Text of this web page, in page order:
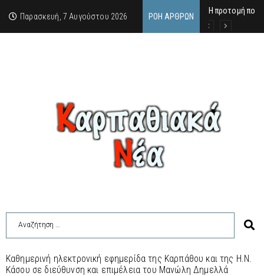
Παρασκευή, 7 Αυγούστου 2026 ΡΟΉ ΆΡΘΡΩΝ
Η προτομή που
Ο αιώνιος
Δικαστική
Καθημερινή ηλεκτρονική εφημερίδα της Καρπάθου και της Η.Ν.
Κάσου σε διεύθυνση και επιμέλεια του Μανώλη Δημελλά